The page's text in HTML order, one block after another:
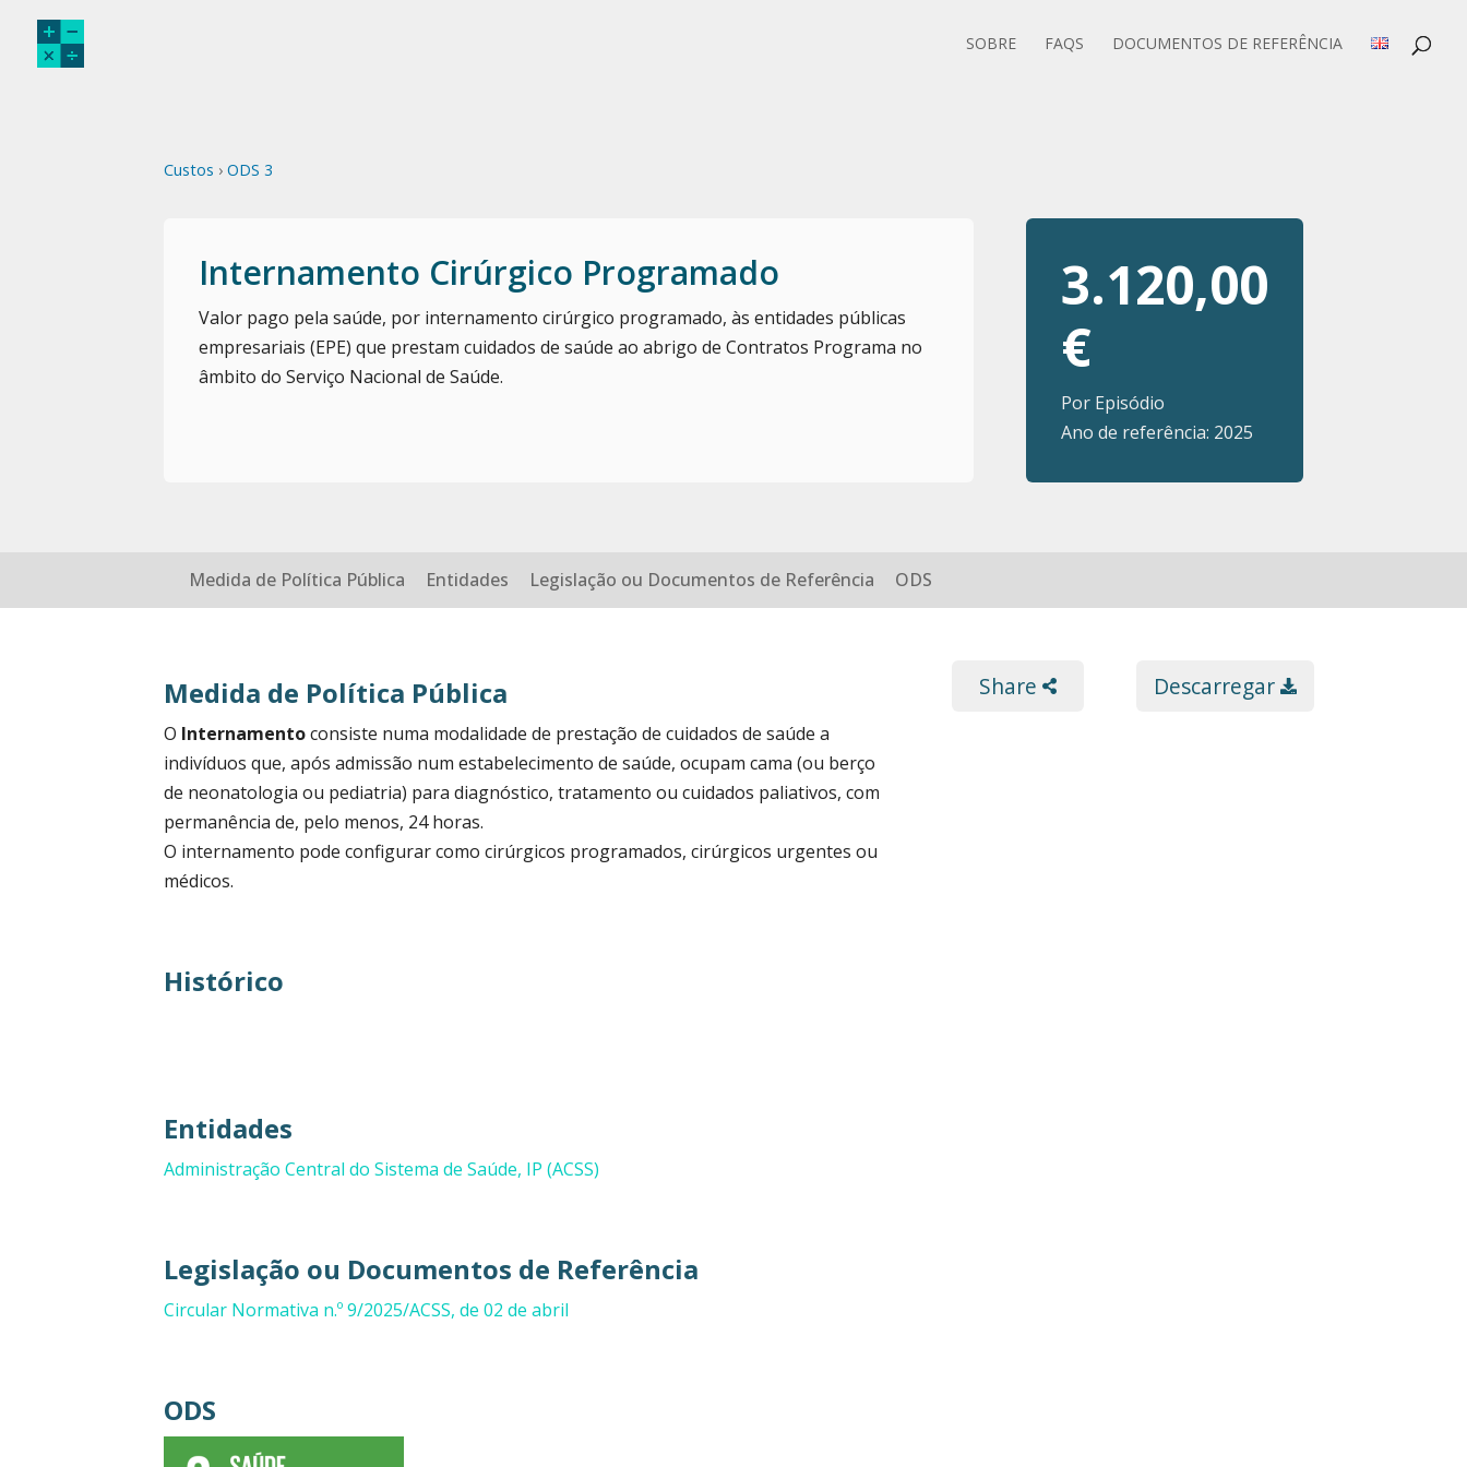
SOBRE FAQS DOCUMENTOS DE REFERÊNCIA
Custos ›ODS 3
Internamento Cirúrgico Programado
Valor pago pela saúde, por internamento cirúrgico programado, às entidades públicas
empresariais (EPE) que prestam cuidados de saúde ao abrigo de Contratos Programa no
âmbito do Serviço Nacional de Saúde.
3.120,00
€
Por Episódio
Ano de referência: 2025
Medida de Política Pública Entidades Legislação ou Documentos de Referência ODS
Medida de Política Pública
O Internamentoconsiste numa modalidade de prestação de cuidados de saúde a
indivíduos que, após admissão num estabelecimento de saúde, ocupam cama (ou berço
de neonatologia ou pediatria) para diagnóstico, tratamento ou cuidados paliativos, com
permanência de, pelo menos, 24 horas.
O internamento pode configurar como cirúrgicos programados, cirúrgicos urgentes ou
médicos.
Histórico
Entidades
Administração Central do Sistema de Saúde, IP (ACSS)
Legislação ou Documentos de Referência
Circular Normativa n.º 9/2025/ACSS, de 02 de abril
ODS
Share Descarregar